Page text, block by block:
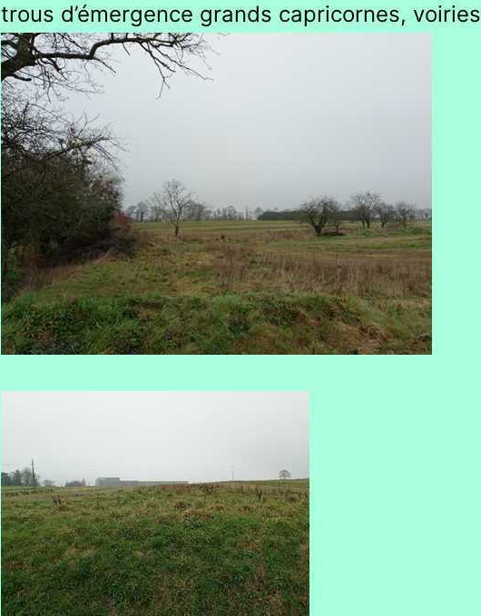
trous d’émergence grands capricornes,